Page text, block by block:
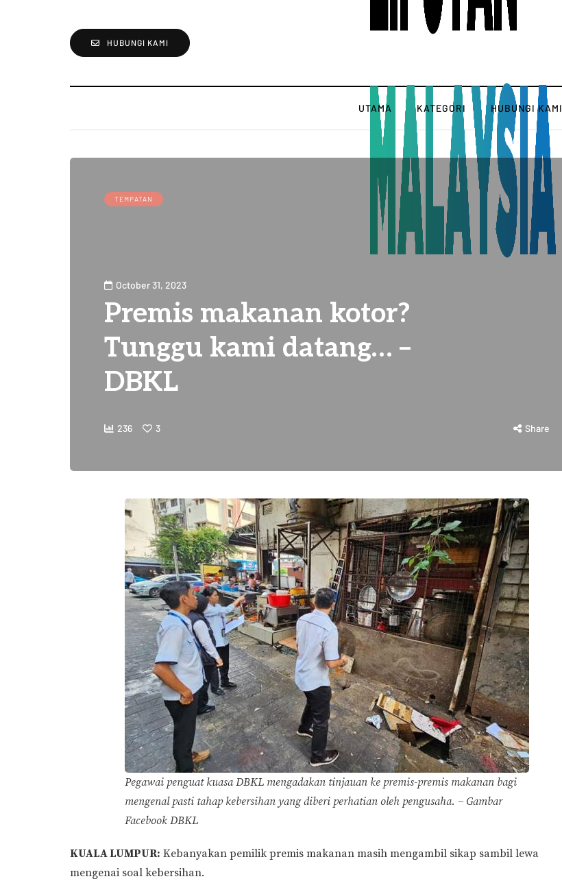
HUBUNGI KAMI
UTAMA KATEGORI HUBUNGI KAMI
TEMPATAN
October 31, 2023
Premis makanan kotor?
Tunggu kami datang… –
DBKL
236 3 Share
Pegawai penguat kuasa DBKL mengadakan tinjauan ke premis-premis makanan bagi
mengenal pasti tahap kebersihan yang diberi perhatian oleh pengusaha. – Gambar
Facebook DBKL
KUALA LUMPUR: Kebanyakan pemilik premis makanan masih mengambil sikap sambil lewa
mengenai soal kebersihan.